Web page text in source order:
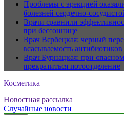
Проблемы с эрекцией
болезней сердечно-
Врачи сравнили
при бессоннице
Врач Вербецкая: черный
всасываемость антибиотиков
Врач Бурнацкая: при
прекратиться потоотделение
Косметика
Новостная рассылка
Случайные новости